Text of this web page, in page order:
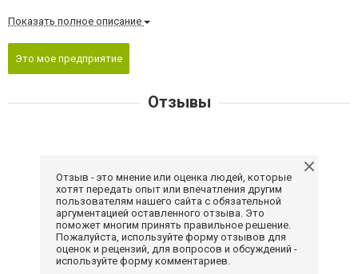
Показать полное описание
Это мое предприятие
Отзывы
Отзыв - это мнение или оценка людей, которые
хотят передать опыт или впечатления другим
пользователям нашего сайта с обязательной
аргументацией оставленного отзыва. Это
поможет многим принять правильное решение.
Пожалуйста, используйте форму отзывов для
оценок и рецензий, для вопросов и обсуждений -
используйте форму комментариев.